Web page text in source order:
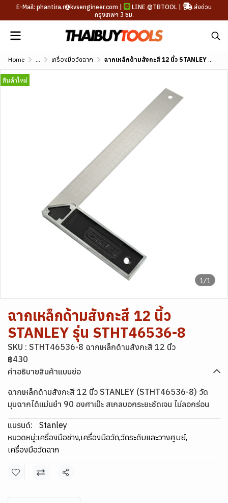
E-Mail: phantira.r@kvsengineer.com | LINE @TBTOOL |
ส่งด่วน
กรุงเทพฯ 3 ชม.
Home ... เครื่องมือวัดฉาก ฉากเหล็กด้ามสังกะสี 12 นิ้ว STANLEY รุ่น STHT46536-8
1/1
สินค้าใหม่
ฉากเหล็กด้ามสังกะสี 12 นิ้ว
STANLEY รุ่น STHT46536-8
SKU : STHT46536-8 ฉากเหล็กด้ามสังกะสี 12 นิ้ว
฿430
คำอธิบายสินค้าแบบย่อ
ฉากเหล็กด้ามสังกะสี 12 นิ้ว STANLEY (STHT46536-8) วัด
มุมฉากได้แม่นยำ 90 องศาเป๊ะ สเกลบอกระยะชัดเจน ไม่ลอกร่อน
แบรนด์:
Stanley
หมวดหมู่:เครื่องมือช่าง,เครื่องมือวัด,วัดระดับและวางศูนย์,
เครื่องมือวัดฉาก
แชร์